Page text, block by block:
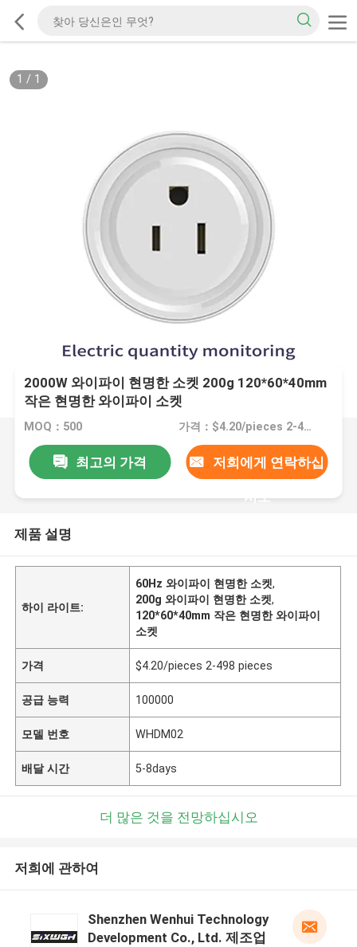
1 / 1
2000W 와이파이 현명한 소켓 200g 120*60*40mm
작은 현명한 와이파이 소켓
MOQ：500 가격：$4.20/pieces 2-498 pieces
최고의 가격 저희에게 연락하십
시오
제품 설명
하이 라이트:
60Hz 와이파이 현명한 소켓,
200g 와이파이 현명한 소켓,
120*60*40mm 작은 현명한 와이파이
소켓
가격 $4.20/pieces 2-498 pieces
공급 능력 100000
모델 번호 WHDM02
배달 시간 5-8days
더 많은 것을 전망하십시오
저희에 관하여
Shenzhen Wenhui Technology
Development Co., Ltd. 제조업